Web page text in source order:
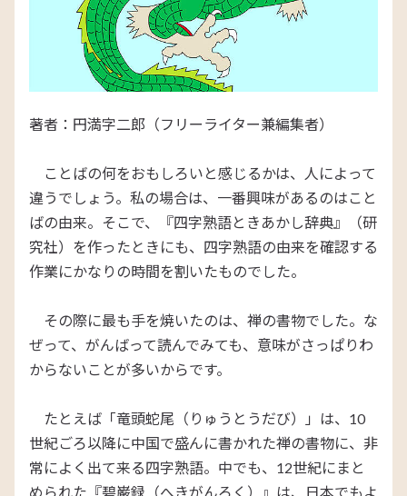
著者：円満字二郎（フリーライター兼編集者）
ことばの何をおもしろいと感じるかは、人によって
違うでしょう。私の場合は、一番興味があるのはこと
ばの由来。そこで、『四字熟語ときあかし辞典』（研
究社）を作ったときにも、四字熟語の由来を確認する
作業にかなりの時間を割いたものでした。
その際に最も手を焼いたのは、禅の書物でした。な
ぜって、がんばって読んでみても、意味がさっぱりわ
からないことが多いからです。
たとえば「竜頭蛇尾（りゅうとうだび）」は、10
世紀ごろ以降に中国で盛んに書かれた禅の書物に、非
常によく出て来る四字熟語。中でも、12世紀にまと
められた『碧巌録（へきがんろく）』は、日本でもよ